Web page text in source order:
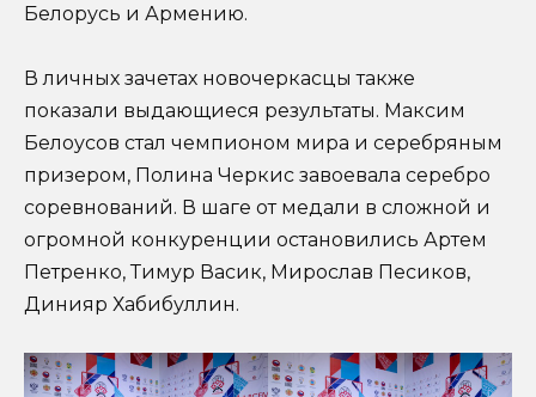
Белорусь и Армению.
В личных зачетах новочеркасцы также
показали выдающиеся результаты. Максим
Белоусов стал чемпионом мира и серебряным
призером, Полина Черкис завоевала серебро
соревнований. В шаге от медали в сложной и
огромной конкуренции остановились Артем
Петренко, Тимур Васик, Мирослав Песиков,
Динияр Хабибуллин.